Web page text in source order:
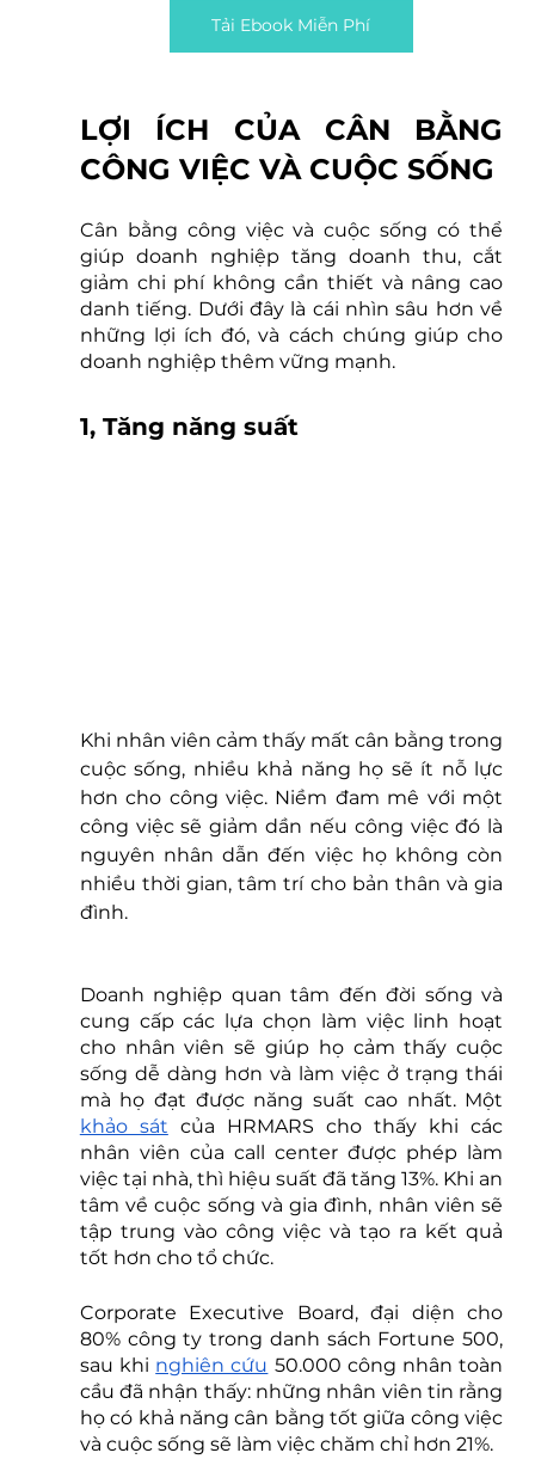
Tải Ebook Miễn Phí
LỢI ÍCH CỦA CÂN BẰNG
CÔNG VIỆC VÀ CUỘC SỐNG
Cân bằng công việc và cuộc sống có thể
giúp doanh nghiệp tăng doanh thu, cắt
giảm chi phí không cần thiết và nâng cao
danh tiếng. Dưới đây là cái nhìn sâu hơn về
những lợi ích đó, và cách chúng giúp cho
doanh nghiệp thêm vững mạnh.
1, Tăng năng suất
Khi nhân viên cảm thấy mất cân bằng trong
cuộc sống, nhiều khả năng họ sẽ ít nỗ lực
hơn cho công việc. Niềm đam mê với một
công việc sẽ giảm dần nếu công việc đó là
nguyên nhân dẫn đến việc họ không còn
nhiều thời gian, tâm trí cho bản thân và gia
đình.
Doanh nghiệp quan tâm đến đời sống và
cung cấp các lựa chọn làm việc linh hoạt
cho nhân viên sẽ giúp họ cảm thấy cuộc
sống dễ dàng hơn và làm việc ở trạng thái
khảo sát của HRMARS cho thấy khi các
nhân viên của call center được phép làm
việc tại nhà, thì hiệu suất đã tăng 13%. Khi an
tâm về cuộc sống và gia đình, nhân viên sẽ
tập trung vào công việc và tạo ra kết quả
tốt hơn cho tổ chức.
Corporate Executive Board, đại diện cho
80% công ty trong danh sách Fortune 500,
sau khi nghiên cứu 50.000 công nhân toàn
cầu đã nhận thấy: những nhân viên tin rằng
họ có khả năng cân bằng tốt giữa công việc
và cuộc sống sẽ làm việc chăm chỉ hơn 21%.